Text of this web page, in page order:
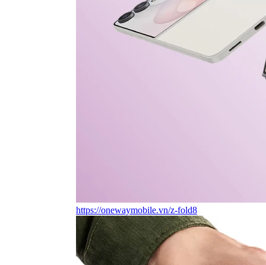
https://onewaymobile.vn/z-fold8